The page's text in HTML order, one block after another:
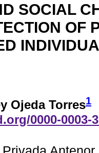
SOCIAL
OF
Ojeda Torres1
0000-0003-